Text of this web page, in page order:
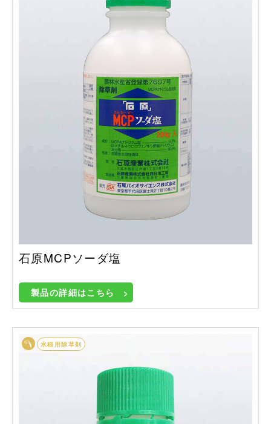
石原MCPソーダ塩
製品の詳細はこちら
水稲用除草剤